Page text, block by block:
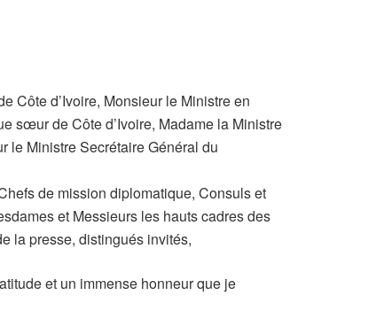
Côte d’Ivoire, Monsieur le Ministre en
sœur de Côte d’Ivoire, Madame la Ministre
le Ministre Secrétaire Général du
de mission diplomatique, Consuls et
et Messieurs les hauts cadres des
la presse, distingués invités,
et un immense honneur que je